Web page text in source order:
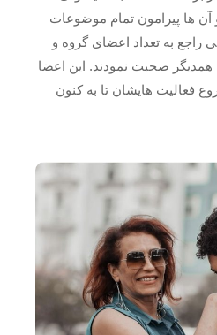
ها پیرامون تمام موضوعات
راجع به تعداد اعضای گروه و
همدیگر صحبت نمودند‌. این اعضا
شروع فعالیت هایشان تا به کنون